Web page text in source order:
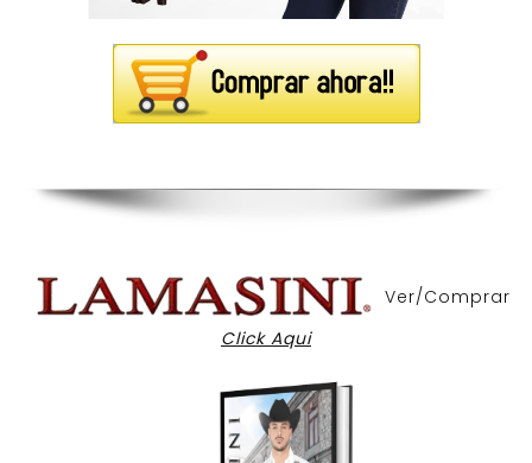
Ver/Comprar
Click Aqui